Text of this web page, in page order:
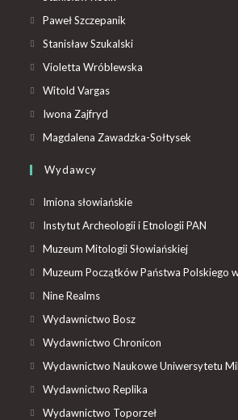
Paweł Szczepanik
Stanisław Szukalski
Violetta Wróblewska
Witold Vargas
Iwona Zajfryd
Magdalena Zawadzka-Sołtysek
Wydawcy
Imiona słowiańskie
Instytut Archeologii i Etnologii PAN
Muzeum Mitologii Słowiańskiej
Muzeum Początków Państwa Polskiego
Nine Realms
Wydawnictwo Bosz
Wydawnictwo Chronicon
Wydawnictwo Naukowe Uniwersytetu
Wydawnictwo Replika
Wydawnictwo Toporzeł